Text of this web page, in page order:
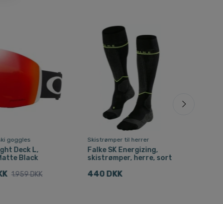
goggles
Deck L,
Black
1.959 DKK
Skistrømper til herrer
Falke SK Energizing,
skistrømper, herre, sort
440 DKK